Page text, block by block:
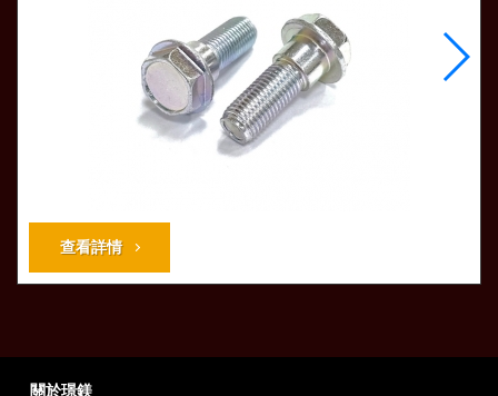
查看詳情
關於璟鎂